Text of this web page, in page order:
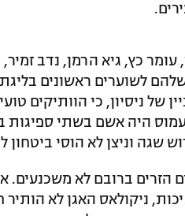
עומר כץ, גיא הרמן, נדב
לשוערים ראשונים
של ניסיון, כי הוותיקים
היה אשם בשתי ספיגות
שגה וניצן לא הוסי ביטחון
הזרים ברובם לא משכנעים.
ניקולאס האגן לא הותיר